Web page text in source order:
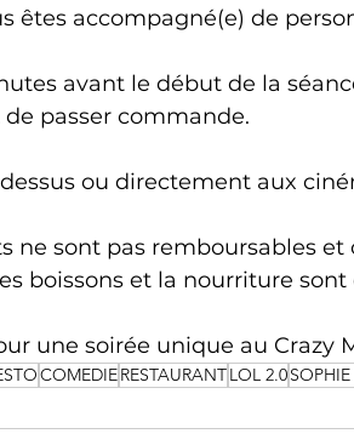
êtes accompagné(e) de
avant le début de la
passer commande.
ou directement aux
ne sont pas remboursables
boissons et la nourriture
une soirée unique au Crazy
COMEDIERESTAURANTLOL 2.0